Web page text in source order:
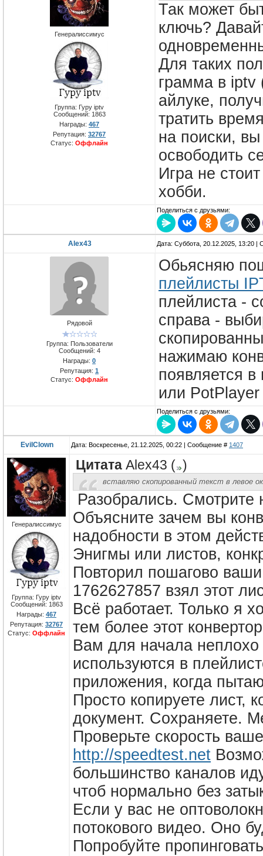
Генералиссимус
Группа: Гуру iptv
Сообщений: 1863
Награды: 467
Репутация: 32767
Статус: Оффлайн
Так может
ключь?
Для таких
грамма в iptv
айлуке,
тратить
на поиски,
освободить
Игра не
хобби.
Поделиться с друзьями:
Alex43 Дата: Суббота, 20.12.2025, 13:20 |
Рядовой
Группа: Пользователи
Сообщений: 4
Награды: 0
Репутация: 1
Статус: Оффлайн
Обьясняю
плейлисты
плейлиста -
справа -
нажимаю
появляется
или
Поделиться с друзьями:
EvilClown Дата: Воскресенье, 21.12.2025, 00:22 | Сообщение # 1407
Генералиссимус
Группа: Гуру iptv
Сообщений: 1863
Награды: 467
Репутация: 32767
Статус: Оффлайн
Цитата Alex43 ( )
вставляю скопированный текст в левое
Разобрались.
Объясните зачем вы
надобности в этом
Энигмы или листов,
Повторил пошагово
1762627857 взял этот
Всё работает. Только я
тем более этот
Вам для начала неплохо
используются в
приложения, когда
Просто копируете лист,
документ. Сохраняете.
Проверьте скорость
http://speedtest.net
большинство каналов
чтоб нормально без
Если у вас не
потокового видео. Оно
Попробуйте